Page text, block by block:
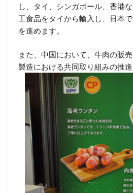
し、タイ、シンガポール、香港
工食品をタイから輸入し、日本
を進めます。
また、中国において、牛肉の販
製造における共同取り組みの推進